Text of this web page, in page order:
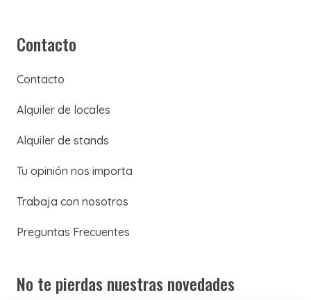
Contacto
Contacto
Alquiler de locales
Alquiler de stands
Tu opinión nos importa
Trabaja con nosotros
Preguntas Frecuentes
No te pierdas nuestras novedades